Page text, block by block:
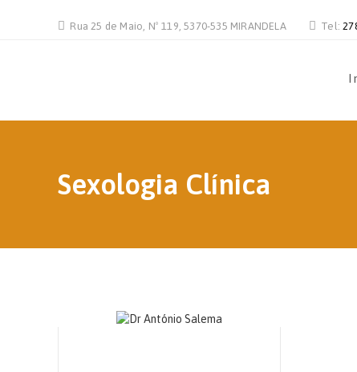
Rua 25 de Maio, Nº 119, 5370-535 MIRANDELA Tel:
Sexologia Clínica